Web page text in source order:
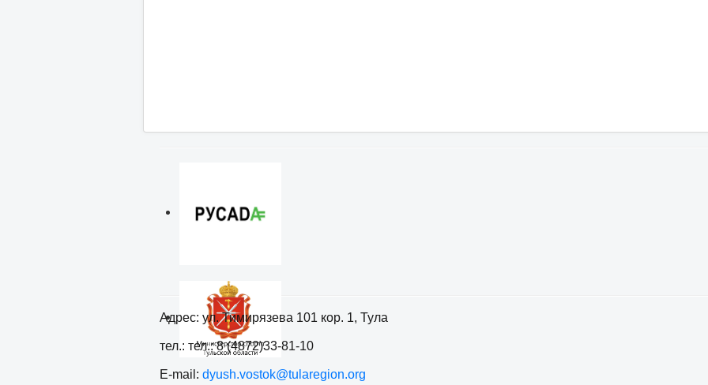
Адрес: ул. Тимирязева 101 кор. 1, Тула
тел.: тел.: 8 (4872)33-81-10
E-mail: dyush.vostok@tularegion.org